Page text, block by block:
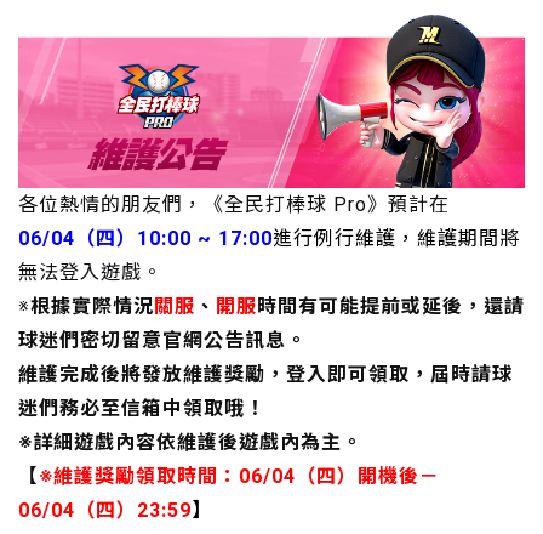
各位熱情的朋友們，《全民打棒球 Pro》預計在
06/04（四）10:00 ~ 17:00進行例行維護，維護期間將
無法登入遊戲。
※根據實際情況 關服 、 開服時間有可能提前或延後，還請
球迷們密切留意官網公告訊息。
維護完成後將發放維護獎勵，登入即可領取，屆時請球
迷們務必至信箱中領取哦！
※詳細遊戲內容依維護後遊戲內為主。
【 ※維護獎勵領取時間：06/04（四）開機後－
06/04（四）23:59】